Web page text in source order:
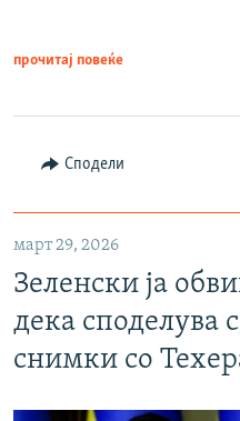
прочитај повеќе
Сподели
март 29, 2026
Зеленски ја
дека споделува
снимки со